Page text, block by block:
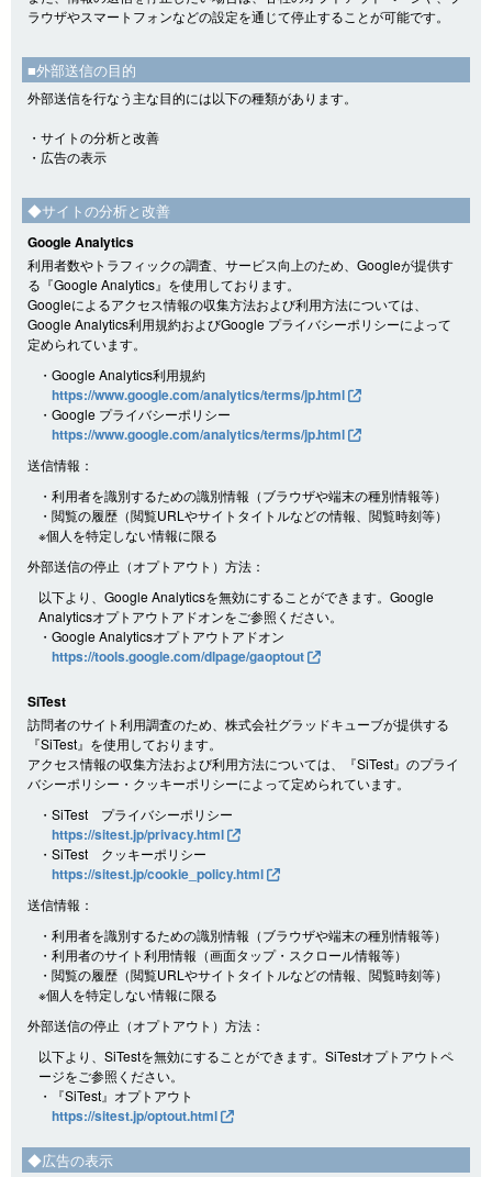
ラウザやスマートフォンなどの設定を通じて停止することが可能です。
■外部送信の目的
外部送信を行なう主な目的には以下の種類があります。
・サイトの分析と改善
・広告の表示
◆サイトの分析と改善
Google Analytics
利用者数やトラフィックの調査、サービス向上のため、Googleが提供す
る『Google Analytics』を使用しております。
Googleによるアクセス情報の収集方法および利用方法については、
Google Analytics利用規約およびGoogle プライバシーポリシーによって
定められています。
・Google Analytics利用規約
https://www.google.com/analytics/terms/jp.html
・Google プライバシーポリシー
https://www.google.com/analytics/terms/jp.html
送信情報：
・利用者を識別するための識別情報（ブラウザや端末の種別情報等）
・閲覧の履歴（閲覧URLやサイトタイトルなどの情報、閲覧時刻等）
※個人を特定しない情報に限る
外部送信の停止（オプトアウト）方法：
以下より、Google Analyticsを無効にすることができます。Google
Analyticsオプトアウトアドオンをご参照ください。
・Google Analyticsオプトアウトアドオン
https://tools.google.com/dlpage/gaoptout
SiTest
訪問者のサイト利用調査のため、株式会社グラッドキューブが提供する
『SiTest』を使用しております。
アクセス情報の収集方法および利用方法については、『SiTest』のプライ
バシーポリシー・クッキーポリシーによって定められています。
・SiTest プライバシーポリシー
https://sitest.jp/privacy.html
・SiTest クッキーポリシー
https://sitest.jp/cookie_policy.html
送信情報：
・利用者を識別するための識別情報（ブラウザや端末の種別情報等）
・利用者のサイト利用情報（画面タップ・スクロール情報等）
・閲覧の履歴（閲覧URLやサイトタイトルなどの情報、閲覧時刻等）
※個人を特定しない情報に限る
外部送信の停止（オプトアウト）方法：
以下より、SiTestを無効にすることができます。SiTestオプトアウトペ
ージをご参照ください。
・『SiTest』オプトアウト
https://sitest.jp/optout.html
◆広告の表示